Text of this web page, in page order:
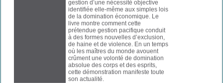
gestion d’une nécessité objective
identifiée elle-même aux simples lois
de la domination économique. Le
livre montre comment cette
prétendue gestion pacifique conduit
à des formes nouvelles d’exclusion,
de haine et de violence. En un temps
où les maîtres du monde avouent
crûment une volonté de domination
absolue des corps et des esprits,
cette démonstration manifeste toute
son actualité.